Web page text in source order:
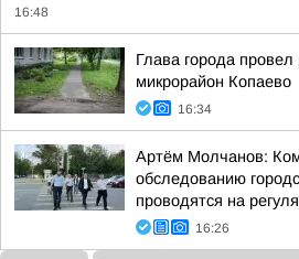
16:48
Глава города
микрорайон Копаево
16:34
Артём Молчанов:
обследованию
проводятся на
16:26